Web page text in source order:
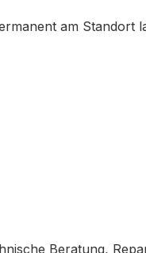
am Standort
Beratung,